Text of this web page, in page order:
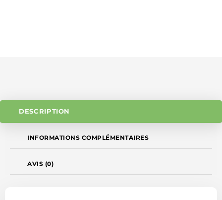
DESCRIPTION
INFORMATIONS COMPLÉMENTAIRES
AVIS (0)